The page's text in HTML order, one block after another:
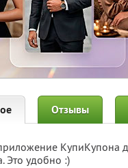
Отзывы
КупиКупона
Это удобно :)